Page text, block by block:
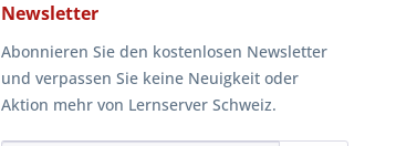
Newsletter
Abonnieren Sie den kostenlosen Newsletter
und verpassen Sie keine Neuigkeit oder
Aktion mehr von Lernserver Schweiz.